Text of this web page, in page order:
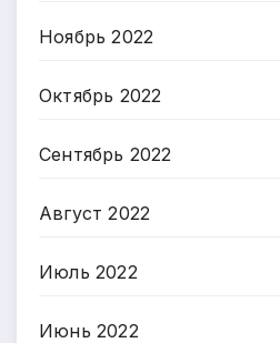
Ноябрь 2022
Октябрь 2022
Сентябрь 2022
Август 2022
Июль 2022
Июнь 2022